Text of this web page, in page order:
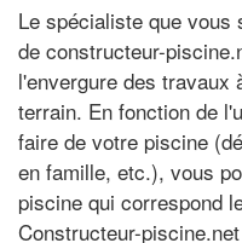
Le spécialiste que vous
de constructeur-
l'envergure des travaux
terrain. En fonction de
faire de votre piscine
en famille, etc.), vous
piscine qui correspond
Constructeur-